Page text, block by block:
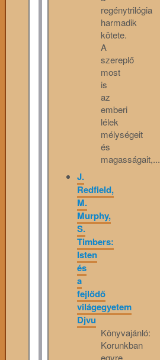
regénytrilógia
harmadik
kötete.
A
szereplő
most
is
az
emberi
lélek
mélységeit
és
magasságait,...
J.
Redfield,
M.
Murphy,
S.
Timbers:
Isten
és
a
fejlődő
világegyetem
Djvu
Könyvajánló:
Korunkban
egyre